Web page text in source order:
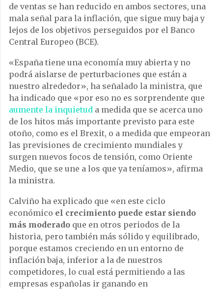
de ventas se han reducido en ambos sectores, una
mala señal para la inflación, que sigue muy baja y
lejos de los objetivos perseguidos por el Banco
Central Europeo (BCE).
«España tiene una economía muy abierta y no
podrá aislarse de perturbaciones que están a
nuestro alrededor», ha señalado la ministra, que
ha indicado que «por eso no es sorprendente que
aumente la inquietud a medida que se acerca uno
de los hitos más importante previsto para este
otoño, como es el Brexit, o a medida que empeoran
las previsiones de crecimiento mundiales y
surgen nuevos focos de tensión, como Oriente
Medio, que se une a los que ya teníamos», afirma
la ministra.
Calviño ha explicado que «en este ciclo
económico el crecimiento puede estar siendo
más moderado que en otros periodos de la
historia, pero también más sólido y equilibrado,
porque estamos creciendo en un entorno de
inflación baja, inferior a la de nuestros
competidores, lo cual está permitiendo a las
empresas españolas ir ganando en